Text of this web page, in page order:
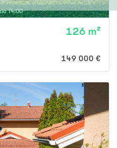
14:00
126 m²
149 000 €